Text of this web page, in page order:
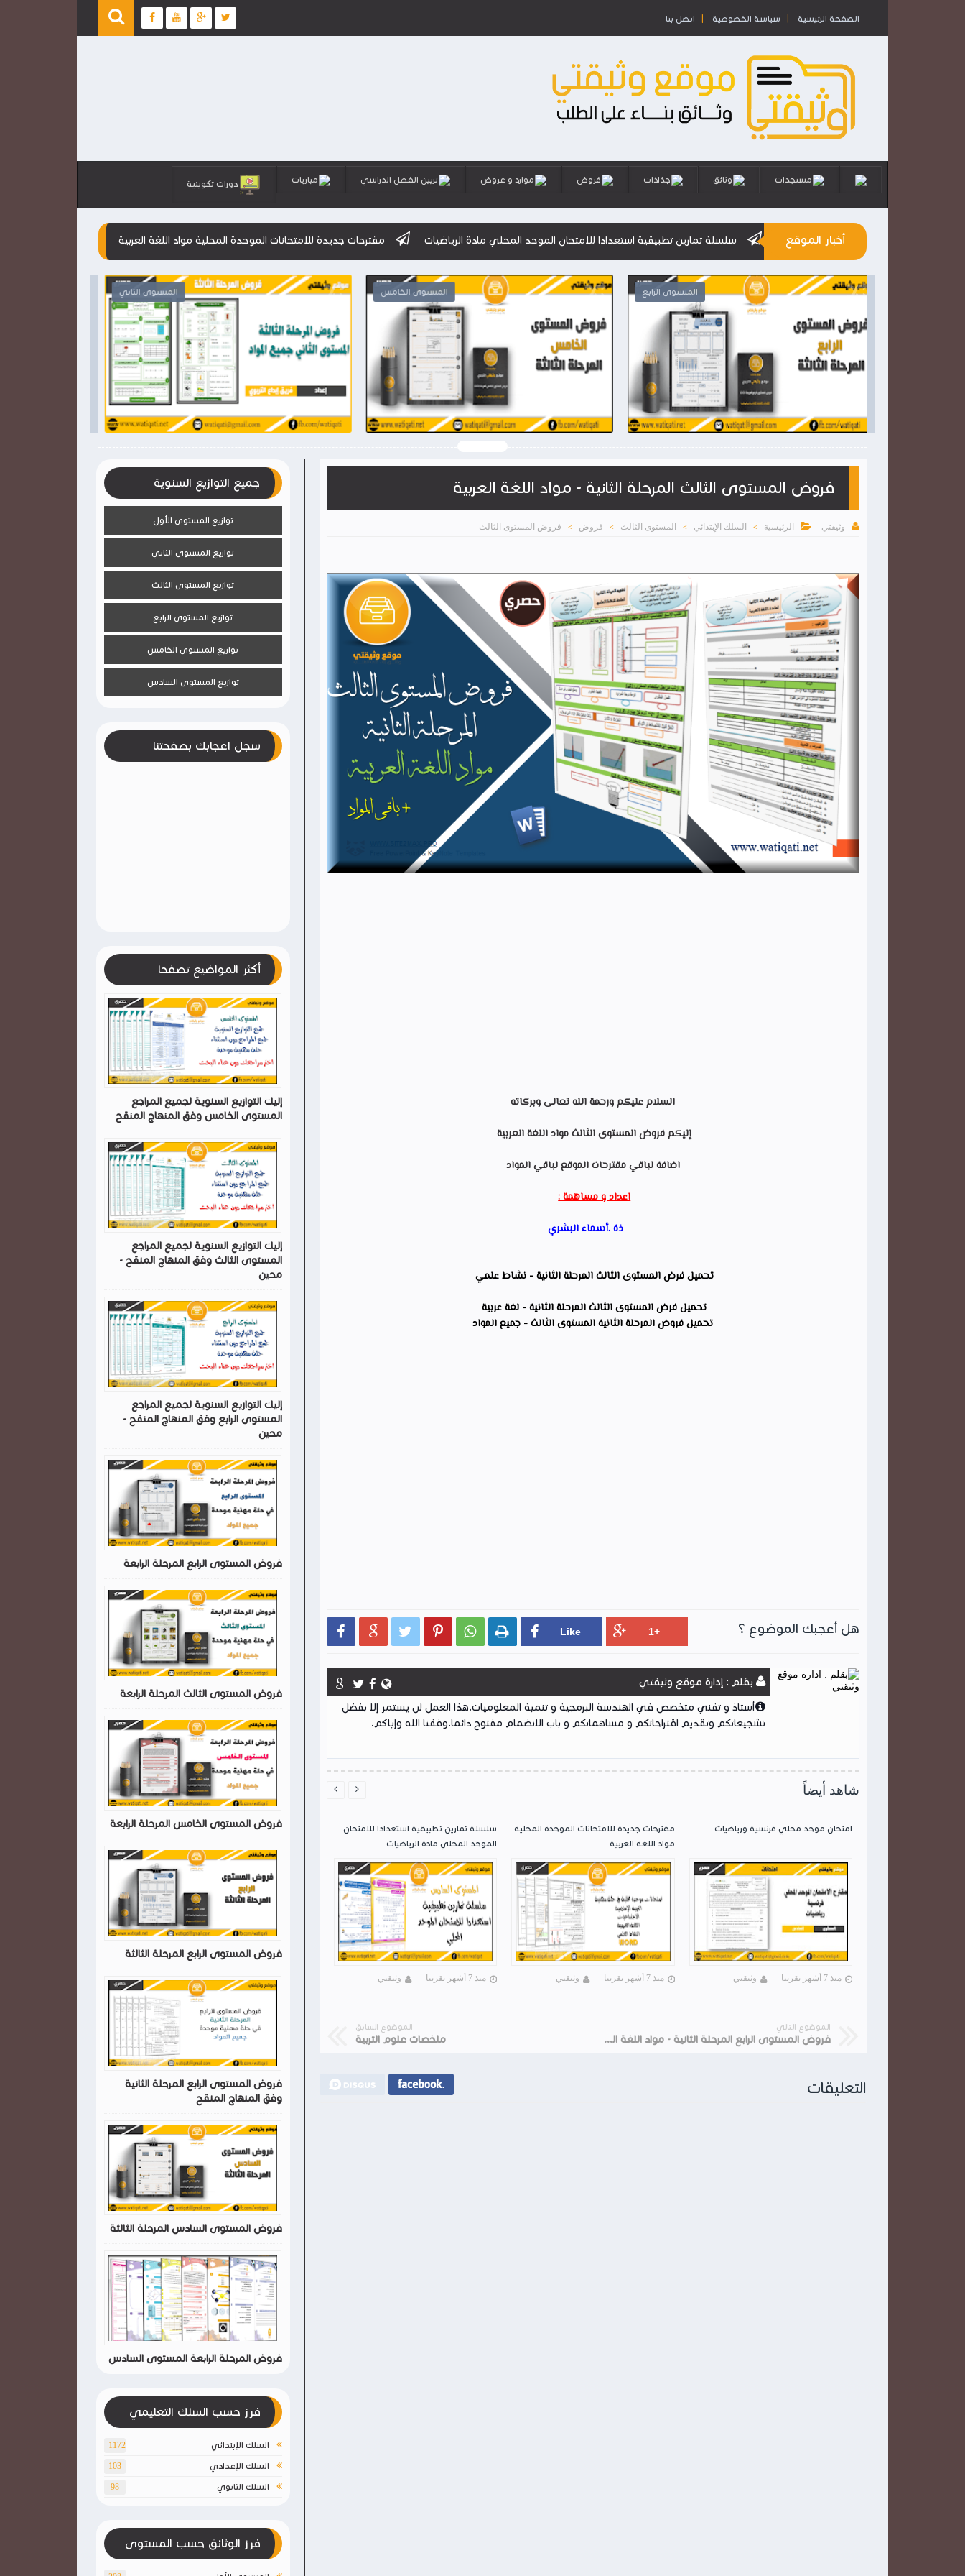
الصفحة الرئيسية سياسة الخصوصية اتصل بنا
مستجدات وثائق جذاذات فروض موارد و عروض تزيين الفصل الدراسي مباريات دورات تكوينية
أخبار الموقعسلسلة تمارين تطبيقية استعدادا للامتحان الموحد المحلي مادة الرياضيات مقترحات جديدة للامتحانات الموحدة المحلية مواد اللغة العربية امتحان موحد محلي فرنسية
المستوى الثاني
2026-03-28
وثيقتي
شاهد الموضوع
المستوى الخامس
2026-03-28
وثيقتي
شاهد الموضوع
المستوى الرابع
2026-03-28
وثيقتي
شاهد الموضوع
فروض المستوى الثالث المرحلة الثانية - مواد اللغة العربية
 وثيقتي  الرئيسية > السلك الإبتدائي > المستوى الثالث > فروض > فروض المستوى الثالث
السلام عليكم ورحمة الله تعالى وبركاته
إليكم فروض المستوى الثالث مواد اللغة العربية
اضافة لباقي مقترحات الموقع لباقي المواد
اعداد و مساهمة :
ذة .أسماء البشري
تحميل فرض المستوى الثالث المرحلة الثانية - نشاط علمي
تحميل فرض المستوى الثالث المرحلة الثانية - لغة عربية
تحميل فروض المرحلة الثانية المستوى الثالث - جميع المواد
هل أعجبك الموضوع ؟      
بقلم : إدارة موقع وثيقتي
أستاذ و تقني متخصص في الهندسة البرمجية و تنمية المعلوميات.هذا العمل لن يستمر إلا بفضل
تشجيعاتكم وتقديم اقتراحاتكم و مساهماتكم و باب الانضمام مفتوح دائما.وفقنا الله وإياكم.
شاهد أيضاً
سلسلة تمارين تطبيقية استعدادا للامتحان
الموحد المحلي مادة الرياضيات
منذ 7 أشهر تقريبا وثيقتي
مقترحات جديدة للامتحانات الموحدة المحلية
مواد اللغة العربية
منذ 7 أشهر تقريبا وثيقتي
امتحان موحد محلي فرنسية ورياضيات
منذ 7 أشهر تقريبا وثيقتي
 
الموضوع التالي
فروض المستوى الرابع المرحلة الثانية - مواد اللغة العربية
الموضوع السابق
ملخصات علوم التربية
التعليقات
جميع التوازيع السنوية
توازيع المستوى الأول
توازيع المستوى الثاني
توازيع المستوى الثالث
توازيع المستوى الرابع
توازيع المستوى الخامس
توازيع المستوى السادس
سجل اعجابك بصفحتنا
أكثر المواضيع تصفحا
إليك التوازيع السنوية لجميع المراجع
المستوى الخامس وفق المنهاج المنقح
إليك التوازيع السنوية لجميع المراجع
المستوى الثالث وفق المنهاج المنقح -
محين
إليك التوازيع السنوية لجميع المراجع
المستوى الرابع وفق المنهاج المنقح -
محين
فروض المستوى الرابع المرحلة الرابعة
فروض المستوى الثالث المرحلة الرابعة
فروض المستوى الخامس المرحلة الرابعة
فروض المستوى الرابع المرحلة الثالثة
فروض المستوى الرابع المرحلة الثانية
وفق المنهاج المنقح
فروض المستوى السادس المرحلة الثالثة
فروض المرحلة الرابعة المستوى السادس
فرز حسب السلك التعليمي
السلك الإبتدائي 1172
السلك الإعدادي 103
السلك الثانوي 98
فرز الوثائق حسب المستوى